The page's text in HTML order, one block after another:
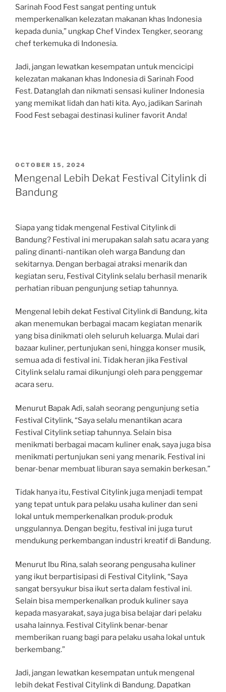
Sarinah Food Fest sangat penting untuk
memperkenalkan kelezatan makanan khas Indonesia
kepada dunia,” ungkap Chef Vindex Tengker, seorang
chef terkemuka di Indonesia.
Jadi, jangan lewatkan kesempatan untuk mencicipi
kelezatan makanan khas Indonesia di Sarinah Food
Fest. Datanglah dan nikmati sensasi kuliner Indonesia
yang memikat lidah dan hati kita. Ayo, jadikan Sarinah
Food Fest sebagai destinasi kuliner favorit Anda!
POSTED
ON
OCTOBER 15, 2024
Mengenal Lebih Dekat Festival Citylink di
Bandung
Siapa yang tidak mengenal Festival Citylink di
Bandung? Festival ini merupakan salah satu acara yang
paling dinanti-nantikan oleh warga Bandung dan
sekitarnya. Dengan berbagai atraksi menarik dan
kegiatan seru, Festival Citylink selalu berhasil menarik
perhatian ribuan pengunjung setiap tahunnya.
Mengenal lebih dekat Festival Citylink di Bandung, kita
akan menemukan berbagai macam kegiatan menarik
yang bisa dinikmati oleh seluruh keluarga. Mulai dari
bazaar kuliner, pertunjukan seni, hingga konser musik,
semua ada di festival ini. Tidak heran jika Festival
Citylink selalu ramai dikunjungi oleh para penggemar
acara seru.
Menurut Bapak Adi, salah seorang pengunjung setia
Festival Citylink, “Saya selalu menantikan acara
Festival Citylink setiap tahunnya. Selain bisa
menikmati berbagai macam kuliner enak, saya juga bisa
menikmati pertunjukan seni yang menarik. Festival ini
benar-benar membuat liburan saya semakin berkesan.”
Tidak hanya itu, Festival Citylink juga menjadi tempat
yang tepat untuk para pelaku usaha kuliner dan seni
lokal untuk memperkenalkan produk-produk
unggulannya. Dengan begitu, festival ini juga turut
mendukung perkembangan industri kreatif di Bandung.
Menurut Ibu Rina, salah seorang pengusaha kuliner
yang ikut berpartisipasi di Festival Citylink, “Saya
sangat bersyukur bisa ikut serta dalam festival ini.
Selain bisa memperkenalkan produk kuliner saya
kepada masyarakat, saya juga bisa belajar dari pelaku
usaha lainnya. Festival Citylink benar-benar
memberikan ruang bagi para pelaku usaha lokal untuk
berkembang.”
Jadi, jangan lewatkan kesempatan untuk mengenal
lebih dekat Festival Citylink di Bandung. Dapatkan